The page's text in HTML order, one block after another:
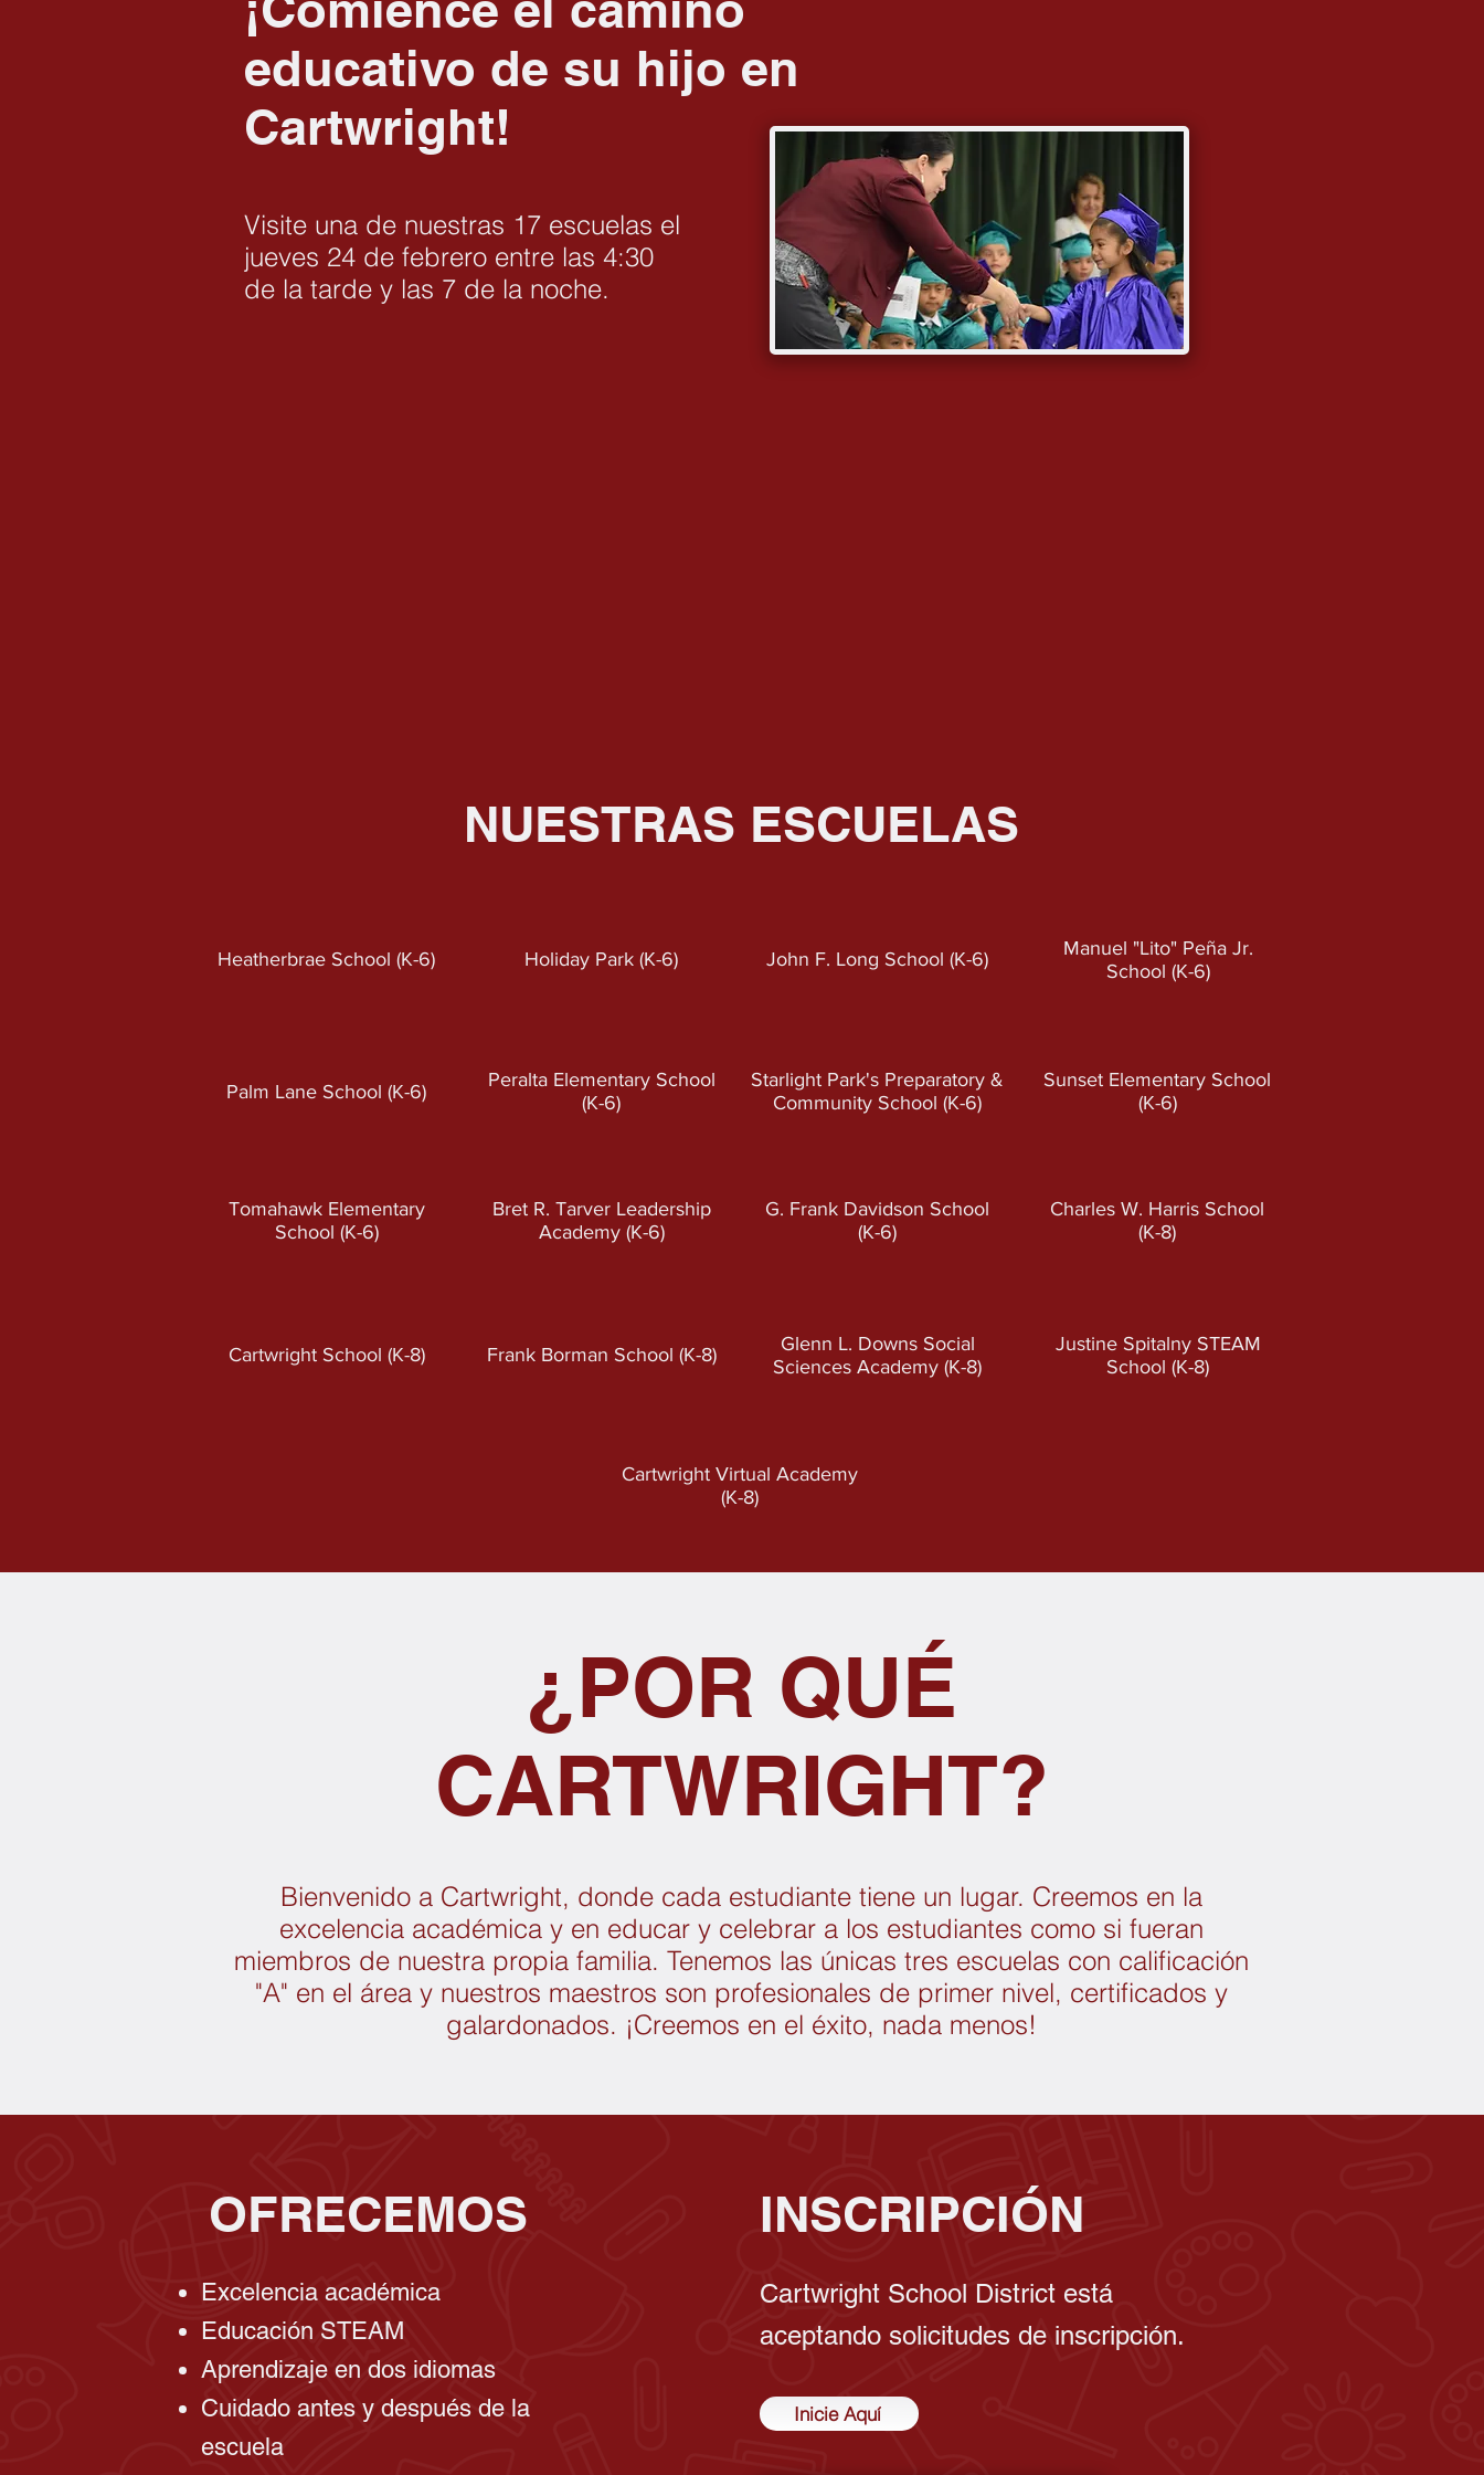
educativo de su hijo en
Cartwright!
Visite una de nuestras 17 escuelas el
jueves 24 de febrero entre las 4:30
de la tarde y las 7 de la noche.
NUESTRAS ESCUELAS
Heatherbrae School (K-6) Holiday Park (K-6) John F. Long School (K-6)
Manuel "Lito" Peña Jr.
School (K-6)
Palm Lane School (K-6)
Peralta Elementary School
(K-6)
Starlight Park's Preparatory &
Community School (K-6)
Sunset Elementary School
(K-6)
Tomahawk Elementary
School (K-6)
Bret R. Tarver Leadership
Academy (K-6)
G. Frank Davidson School
(K-6)
Charles W. Harris School
(K-8)
Cartwright School (K-8) Frank Borman School (K-8)
Glenn L. Downs Social
Sciences Academy (K-8)
Justine Spitalny STEAM
School (K-8)
Cartwright Virtual Academy
(K-8)
¿POR QUÉ
CARTWRIGHT?
Bienvenido a Cartwright, donde cada estudiante tiene un lugar. Creemos en la
excelencia académica y en educar y celebrar a los estudiantes como si fueran
miembros de nuestra propia familia. Tenemos las únicas tres escuelas con calificación
"A" en el área y nuestros maestros son profesionales de primer nivel, certificados y
galardonados. ¡Creemos en el éxito, nada menos!
OFRECEMOS INSCRIPCIÓN
Excelencia académica
Educación STEAM
Aprendizaje en dos idiomas
Cuidado antes y después de la
escuela
Cartwright School District está
aceptando solicitudes de inscripción.
Inicie Aquí